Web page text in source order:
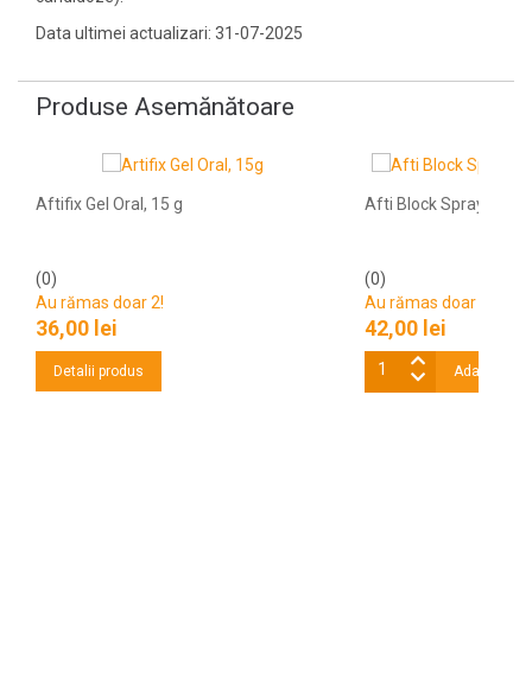
Data ultimei actualizari: 31-07-2025
Produse Asemănătoare
Aftifix Gel Oral, 15 g
(0)
Au rămas doar 2!
36,00 lei
Detalii produs
Afti Block Spray Oral,
(0)
Au rămas doar 2!
42,00 lei
Adaugă în